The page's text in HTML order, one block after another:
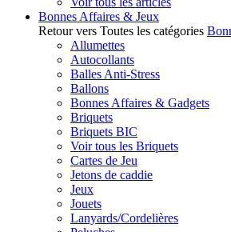
Bonnes Affaires & Jeux
Retour vers Toutes les catégories
Allumettes
Autocollants
Balles Anti-Stress
Ballons
Bonnes Affaires & Gadgets
Briquets
Briquets BIC
Voir tous les Briquets
Cartes de Jeu
Jetons de caddie
Jeux
Jouets
Lanyards/Cordelières